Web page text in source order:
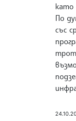
като
По
със